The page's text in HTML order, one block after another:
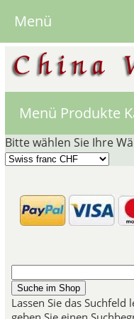
Menü Produkte
Bitte wählen Sie Ihre
Lassen Sie das
Menü